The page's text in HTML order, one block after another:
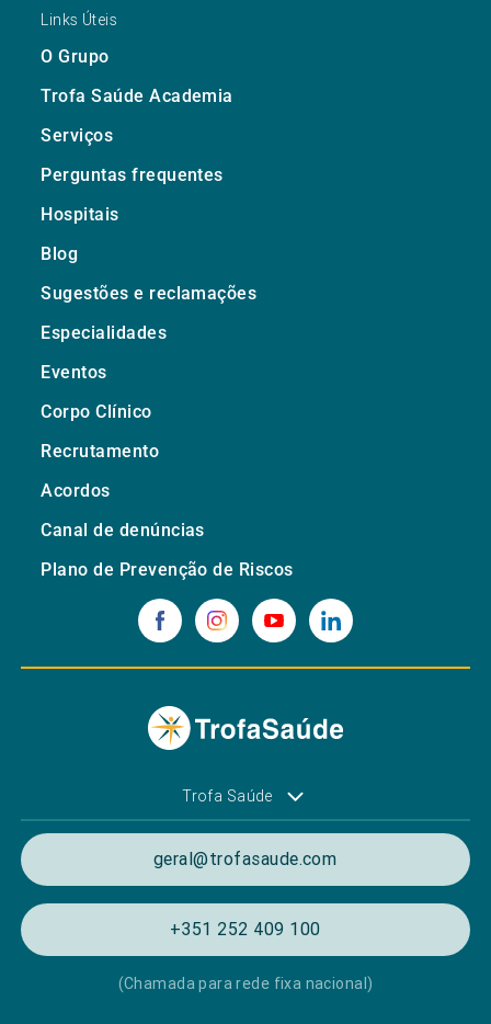
Links Úteis
O Grupo
Trofa Saúde Academia
Serviços
Perguntas frequentes
Hospitais
Blog
Sugestões e reclamações
Especialidades
Eventos
Corpo Clínico
Recrutamento
Acordos
Canal de denúncias
Plano de Prevenção de Riscos
Trofa Saúde
geral@trofasaude.com
+351 252 409 100
(Chamada para rede fixa nacional)